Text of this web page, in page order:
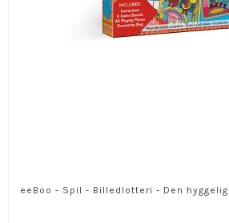
eeBoo - Spil - Billedlotteri - Den